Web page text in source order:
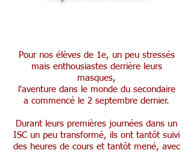
Pour nos élèves de 1e, un peu stressés
mais enthousiastes derrière leurs
masques,
l'aventure dans le monde du secondaire
a commencé le 2 septembre dernier.
Durant leurs premières journées dans un
ISC un peu transformé, ils ont tantôt suivi
des heures de cours et tantôt mené, avec